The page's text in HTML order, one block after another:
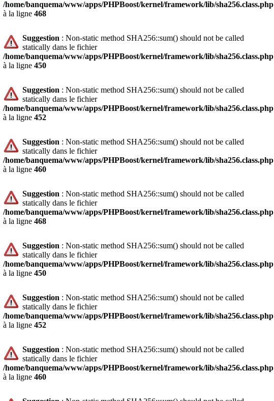
/home/banquema/www/apps/PHPBoost/kernel/framework/lib/sha256.class.php
à la ligne 468
Suggestion : Non-static method SHA256::sum() should not be called
statically dans le fichier
/home/banquema/www/apps/PHPBoost/kernel/framework/lib/sha256.class.php
à la ligne 450
Suggestion : Non-static method SHA256::sum() should not be called
statically dans le fichier
/home/banquema/www/apps/PHPBoost/kernel/framework/lib/sha256.class.php
à la ligne 452
Suggestion : Non-static method SHA256::sum() should not be called
statically dans le fichier
/home/banquema/www/apps/PHPBoost/kernel/framework/lib/sha256.class.php
à la ligne 460
Suggestion : Non-static method SHA256::sum() should not be called
statically dans le fichier
/home/banquema/www/apps/PHPBoost/kernel/framework/lib/sha256.class.php
à la ligne 468
Suggestion : Non-static method SHA256::sum() should not be called
statically dans le fichier
/home/banquema/www/apps/PHPBoost/kernel/framework/lib/sha256.class.php
à la ligne 450
Suggestion : Non-static method SHA256::sum() should not be called
statically dans le fichier
/home/banquema/www/apps/PHPBoost/kernel/framework/lib/sha256.class.php
à la ligne 452
Suggestion : Non-static method SHA256::sum() should not be called
statically dans le fichier
/home/banquema/www/apps/PHPBoost/kernel/framework/lib/sha256.class.php
à la ligne 460